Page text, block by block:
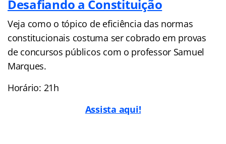
Desafiando a Constituição
Veja como o tópico de eficiência das normas
constitucionais costuma ser cobrado em provas
de concursos públicos com o professor Samuel
Marques.
Horário: 21h
Assista aqui!